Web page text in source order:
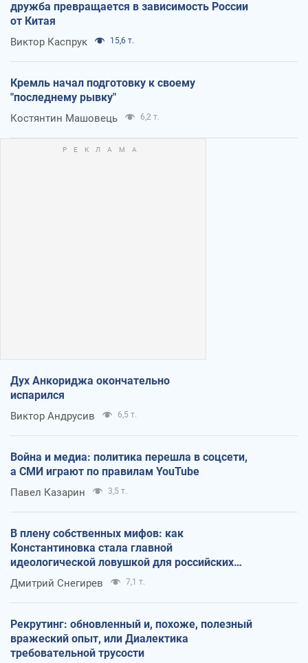
дружба превращается в зависимость России
от Китая
Виктор Каспрук 15,6 т.
Кремль начал подготовку к своему
"последнему рывку"
Костянтин Машовець 6,2 т.
Дух Анкориджа окончательно
испарился
Виктор Андрусив 6,5 т.
Война и медиа: политика перешла в соцсети,
а СМИ играют по правилам YouTube
Павел Казарин 3,5 т.
В плену собственных мифов: как
Константиновка стала главной
идеологической ловушкой для российских
оккупантов
Дмитрий Снегирев 7,1 т.
Рекрутинг: обновленный и, похоже, полезный
вражеский опыт, или Диалектика
требовательной трусости